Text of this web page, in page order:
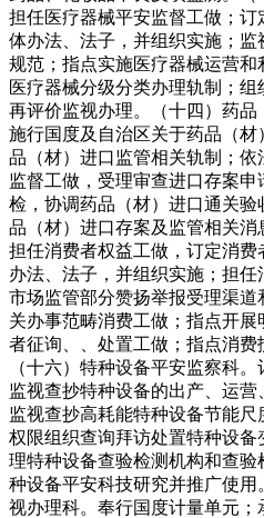
担任医疗器械平安监督工做；
体办法、法子，并组织实施；
规范；指点实施医疗器械运营
医疗器械分级分类办理轨制；
再评价监视办理。（十四）药品
施行国度及自治区关于药品（
品（材）进口监管相关轨制；
监督工做，受理审查进口存案
检，协调药品（材）进口通关
品（材）进口存案及监管相关消
担任消费者权益工做，订定消
办法、法子，并组织实施；担
市场监管部分赞扬举报受理渠
关办事范畴消费工做；指点开
者征询、、处置工做；指点消费
（十六）特种设备平安监察科
监视查抄特种设备的出产、运营
监视查抄高耗能特种设备节能
权限组织查询拜访处置特种设
理特种设备查验检测机构和查
种设备平安科技研究并推广使
视办理科。奉行国度计量单元